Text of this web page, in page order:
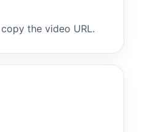
the video URL.